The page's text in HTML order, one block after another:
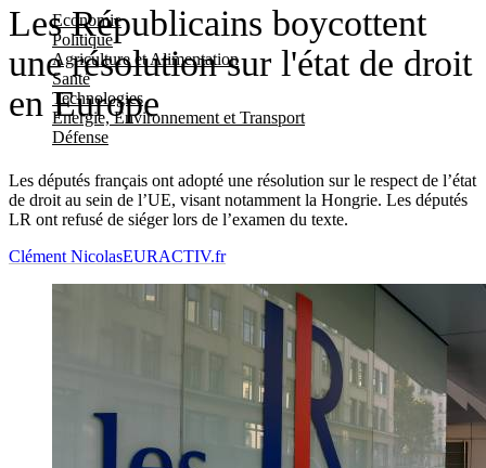
Economie
Politique
Agriculture et Alimentation
Santé
Technologies
Energie, Environnement et Transport
Défense
Les Républicains boycottent
une résolution sur l'état de droit
en Europe
Les députés français ont adopté une résolution sur le respect de l’état
de droit au sein de l’UE, visant notamment la Hongrie. Les députés
LR ont refusé de siéger lors de l’examen du texte.
Clément NicolasEURACTIV.fr